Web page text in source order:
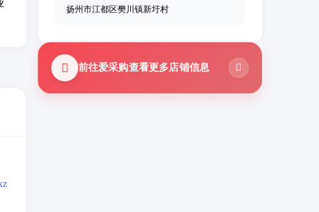
扬州市江都区樊川镇新圩村
前往爱采购查看更多店铺信息